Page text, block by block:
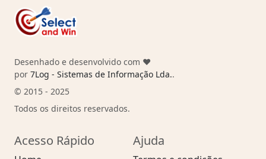
Desenhado e desenvolvido com ❤️
por 7Log - Sistemas de Informação Lda..
© 2015 - 2025
Todos os direitos reservados.
Acesso Rápido Ajuda